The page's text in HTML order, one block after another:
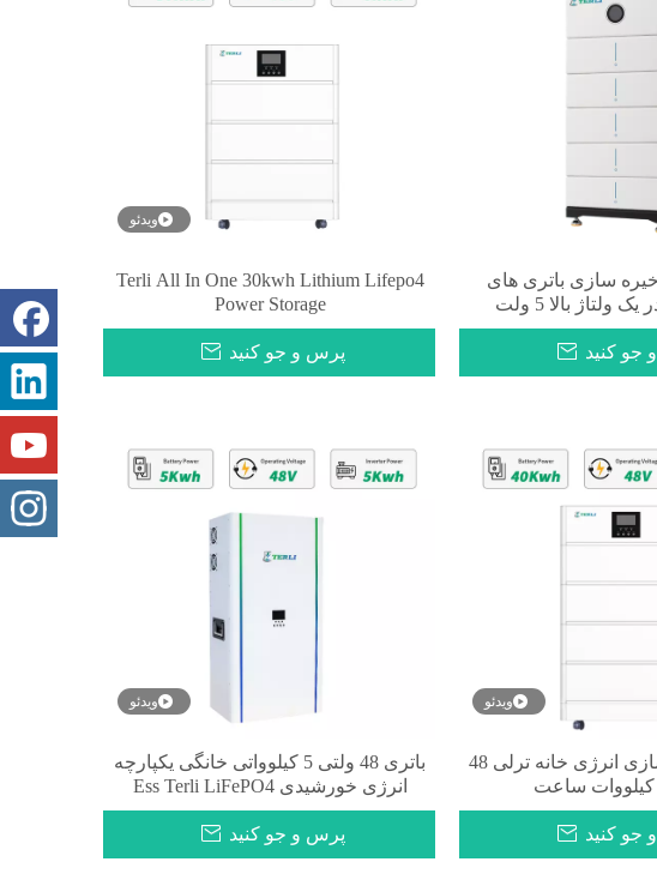
سازی باتری های
بالا 5 ولت
جو کنید
ویدئو
Terli All In One 30kwh Lithium Lifepo4
Power Storage
پرس و جو کنید
ویدئو
سیستم ذخیره سازی انرژی خانه ترلی 48
جو کنید
ویدئو
باتری 48 ولتی 5 کیلوواتی خانگی یکپارچه
انرژی خورشیدی Ess Terli LiFePO4
پرس و جو کنید